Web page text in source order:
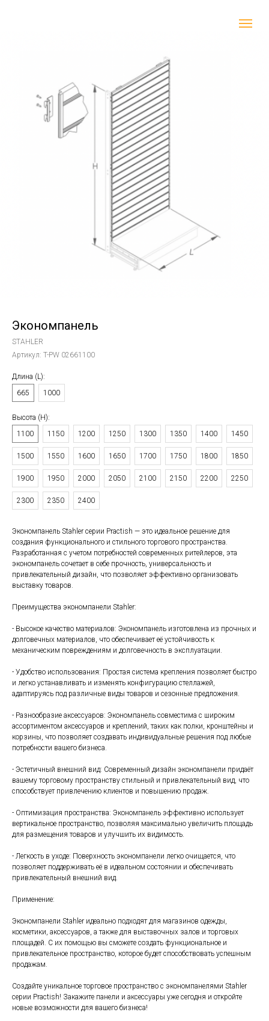
Экономпанель
STAHLER
Артикул: T-PW 02661100
Длина (L):
665
1000
Высота (Н):
1100
1150 1200 1250 1300 1350 1400 1450
1500 1550 1600 1650 1700 1750 1800 1850
1900 1950 2000 2050 2100 2150 2200 2250
2300 2350 2400
Экономпанель Stahler серии Practish — это идеальное решение для
создания функционального и стильного торгового пространства.
Разработанная с учетом потребностей современных ритейлеров, эта
экономпанель сочетает в себе прочность, универсальность и
привлекательный дизайн, что позволяет эффективно организовать
выставку товаров.
Преимущества экономпанели Stahler:
- Высокое качество материалов: Экономпанель изготовлена из прочных и
долговечных материалов, что обеспечивает её устойчивость к
механическим повреждениям и долговечность в эксплуатации.
- Удобство использования: Простая система крепления позволяет быстро
и легко устанавливать и изменять конфигурацию стеллажей,
адаптируясь под различные виды товаров и сезонные предложения.
- Разнообразие аксессуаров: Экономпанель совместима с широким
ассортиментом аксессуаров и креплений, таких как полки, кронштейны и
корзины, что позволяет создавать индивидуальные решения под любые
потребности вашего бизнеса.
- Эстетичный внешний вид: Современный дизайн экономпанели придаёт
вашему торговому пространству стильный и привлекательный вид, что
способствует привлечению клиентов и повышению продаж.
- Оптимизация пространства: Экономпанель эффективно использует
вертикальное пространство, позволяя максимально увеличить площадь
для размещения товаров и улучшить их видимость.
- Легкость в уходе: Поверхность экономпанели легко очищается, что
позволяет поддерживать её в идеальном состоянии и обеспечивать
привлекательный внешний вид.
Применение:
Экономпанели Stahler идеально подходят для магазинов одежды,
косметики, аксессуаров, а также для выставочных залов и торговых
площадей. С их помощью вы сможете создать функциональное и
привлекательное пространство, которое будет способствовать успешным
продажам.
Создайте уникальное торговое пространство с экономпанелями Stahler
серии Practish! Закажите панели и аксессуары уже сегодня и откройте
новые возможности для вашего бизнеса!